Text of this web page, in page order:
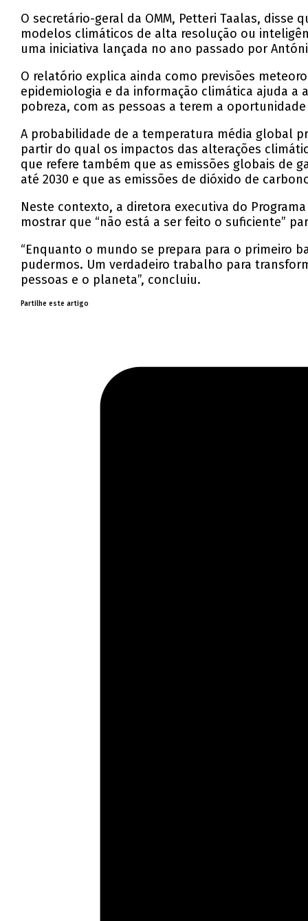
O secretário-geral da OMM, Petteri Taalas,
modelos climáticos de alta resolução ou
uma iniciativa lançada no ano passado por
O relatório explica ainda como previsões
epidemiologia e da informação climática ajuda
pobreza, com as pessoas a terem a
A probabilidade de a temperatura média global
partir do qual os impactos das alterações
que refere também que as emissões globais de
até 2030 e que as emissões de dióxido de
Neste contexto, a diretora executiva do
mostrar que “não está a ser feito o suficiente”
“Enquanto o mundo se prepara para o primeiro
pudermos. Um verdadeiro trabalho para
pessoas e o planeta”, concluiu.
Partilhe este artigo